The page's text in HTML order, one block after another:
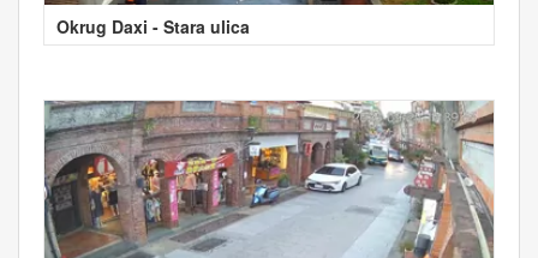
Okrug Daxi - Stara ulica